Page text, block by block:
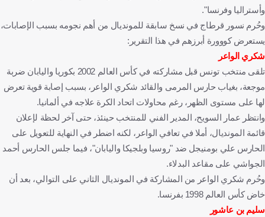
وأستراليا وفرنسا".
وحُرم نسور قرطاج في نسخ سابقة للمونديال من أهم نجومه بسبب الإصابات،
يستعرض كووورة أبرزهم في هذا التقرير:
شكري الواعر
تلقى منتخب تونس قبل مشاركته في كأس العالم 2002 بكوريا واليابان ضربة
موجعة، بغياب حارس المرمى والقائد شكري الواعر، بسبب إصابة قوية تعرض
لها على مستوى الظهر، رغم محاولات اتحاد الكرة علاجه في ألمانيا.
وانتظر عمار السويح، المدير الفني للمنتخب حينئذ، حتى آخر لحظة لإعلان
قائمة المونديال، أملا في تعافي الواعر، لكنه اضطر في النهاية للتعويل على
الحارس علي بومنيجل ضد "روسيا وبلجيكا واليابان"، فيما جلس الحارس أحمد
الجواشي على مقاعد البدلاء.
وحُرم شكري الواعر من المشاركة في المونديال الثاني على التوالي، بعد أن
خاض كأس العالم 1998 بفرنسا.
سليم بن عاشور